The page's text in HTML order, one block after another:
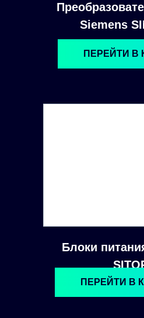
Siemens
Блоки
ПЕРЕЙТИ В
ПЕРЕЙТИ В